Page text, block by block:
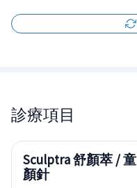
診療項目
Sculptra 舒顏萃 / 童
顏針